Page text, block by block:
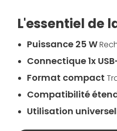
L'essentiel de
Puissance 25 W
Connectique 1x
Format compact
Compatibilité
Utilisation